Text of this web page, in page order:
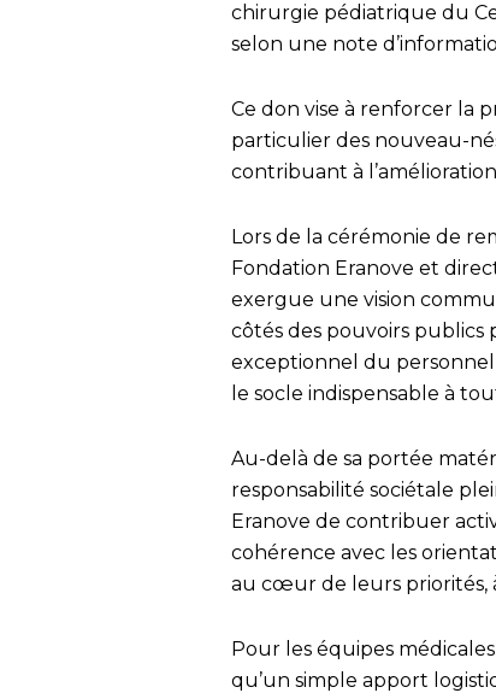
chirurgie pédiatrique du
selon une note
Ce don vise à renforcer la
particulier des nouveau-
contribuant à
Lors de la cérémonie de
Fondation Eranove et
exergue une vision
côtés des pouvoirs publics
exceptionnel du
le socle indispensable à
Au-delà de sa portée
responsabilité sociétale
Eranove de contribuer
cohérence avec les
au cœur de leurs priorités,
Pour les équipes
qu’un simple apport